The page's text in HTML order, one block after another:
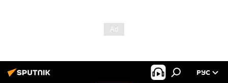
РУС